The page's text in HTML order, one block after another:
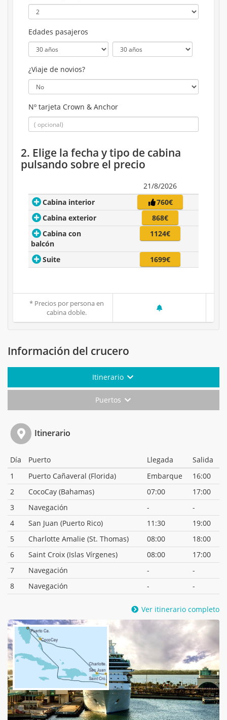
Edades pasajeros
¿Viaje de novios?
Nº tarjeta Crown & Anchor
2. Elige la fecha y tipo de cabina
pulsando sobre el precio
21/8/2026
Cabina interior
760€
Cabina exterior
868€
Cabina con
balcón
1124€
Suite 1699€
* Precios por persona en
cabina doble.
Información del crucero
Itinerario
Puertos
Itinerario
Día Puerto Llegada
Salida
1
Puerto Cañaveral (Florida) Embarque
16:00
2
CocoCay (Bahamas) 07:00
17:00
3
Navegación -
-
4
San Juan (Puerto Rico) 11:30
19:00
5
Charlotte Amalie (St. Thomas) 08:00
18:00
6
Saint Croix (Islas Vírgenes) 08:00
17:00
7
Navegación -
-
8
Navegación - -
Ver itinerario completo